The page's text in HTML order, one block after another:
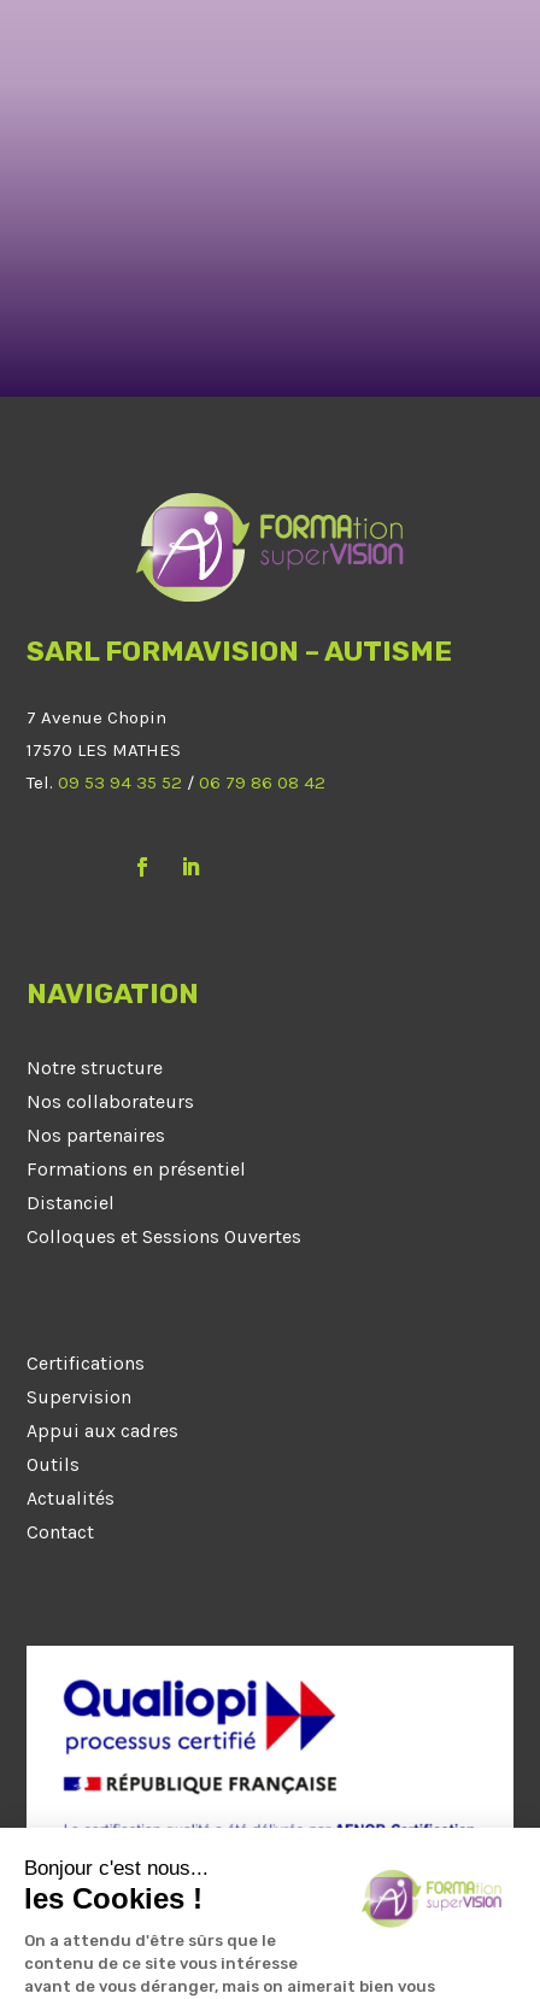
SARL FORMAVISION – AUTISME
7 Avenue Chopin
17570 LES MATHES
Tel.09 53 94 35 52 /06 79 86 08 42
NAVIGATION
Notre structure
Nos collaborateurs
Nos partenaires
Formations en présentiel
Distanciel
Colloques et Sessions Ouvertes
Certifications
Supervision
Appui aux cadres
Outils
Actualités
Contact
Bonjour c'est nous...
les Cookies !
On a attendu d'être sûrs que le
contenu de ce site vous intéresse
avant de vous déranger, mais on aimerait bien vous